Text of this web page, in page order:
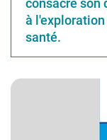
à
santé.